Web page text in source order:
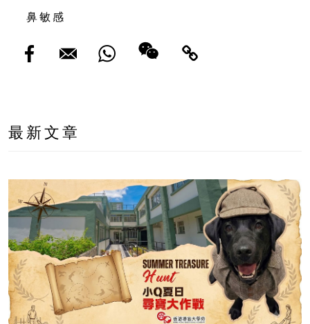
鼻敏感
最新文章